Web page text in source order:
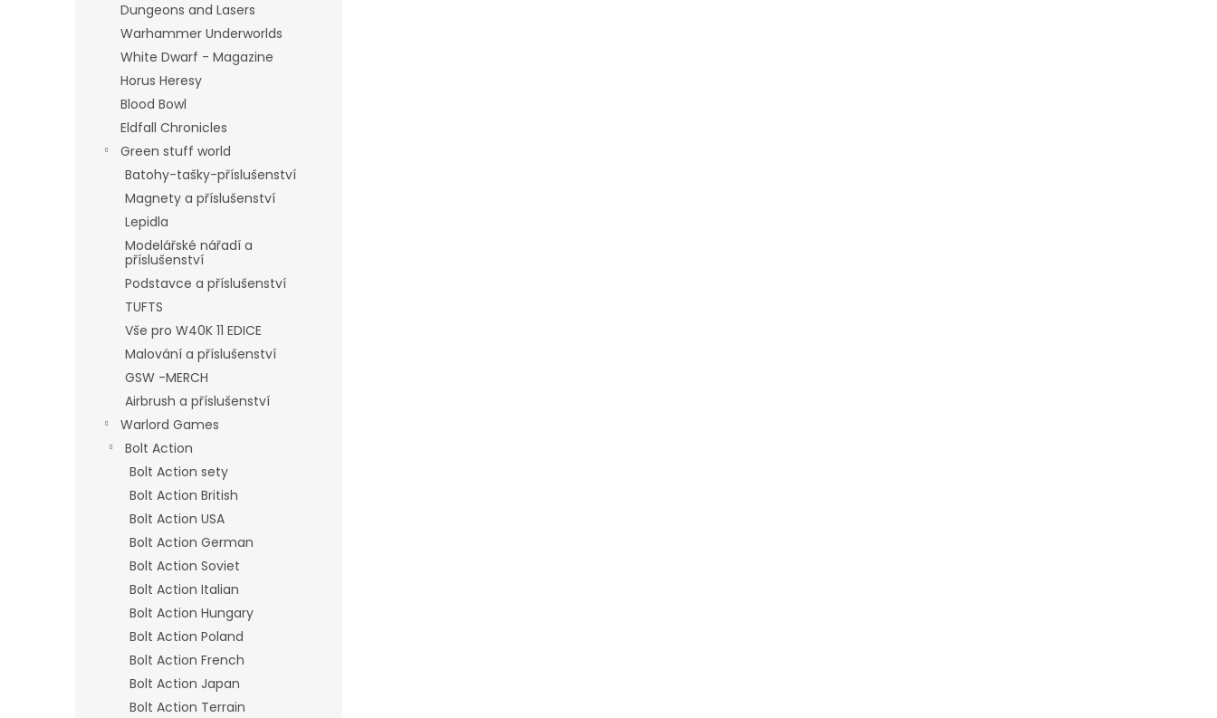
Dungeons and Lasers
Warhammer Underworlds
White Dwarf - Magazine
Horus Heresy
Blood Bowl
Eldfall Chronicles
Green stuff world
Batohy-tašky-příslušenství
Magnety a příslušenství
Lepidla
Modelářské nářadí a
příslušenství
Podstavce a příslušenství
TUFTS
Vše pro W40K 11 EDICE
Malování a příslušenství
GSW -MERCH
Airbrush a příslušenství
Warlord Games
Bolt Action
Bolt Action sety
Bolt Action British
Bolt Action USA
Bolt Action German
Bolt Action Soviet
Bolt Action Italian
Bolt Action Hungary
Bolt Action Poland
Bolt Action French
Bolt Action Japan
Bolt Action Terrain